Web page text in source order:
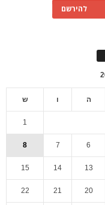
להירשם
ה ו ש
1
6
7
8
13
14
15
20
21
22